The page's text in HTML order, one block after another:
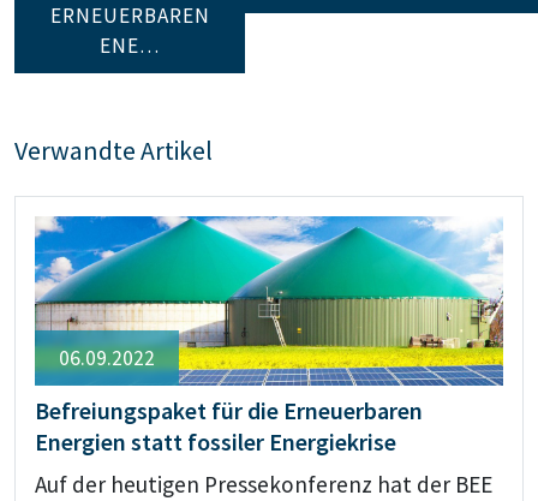
ERNEUERBAREN
ENE…
Verwandte Artikel
06.09.2022
Befreiungspaket für die Erneuerbaren
Energien statt fossiler Energiekrise
Auf der heutigen Pressekonferenz hat der BEE